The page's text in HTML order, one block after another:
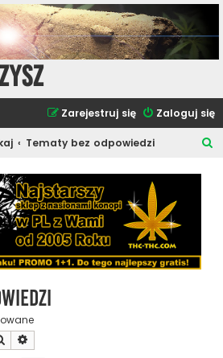
Zaloguj się
Zarejestruj się
Tematy bez odpowiedzi
Szukaj